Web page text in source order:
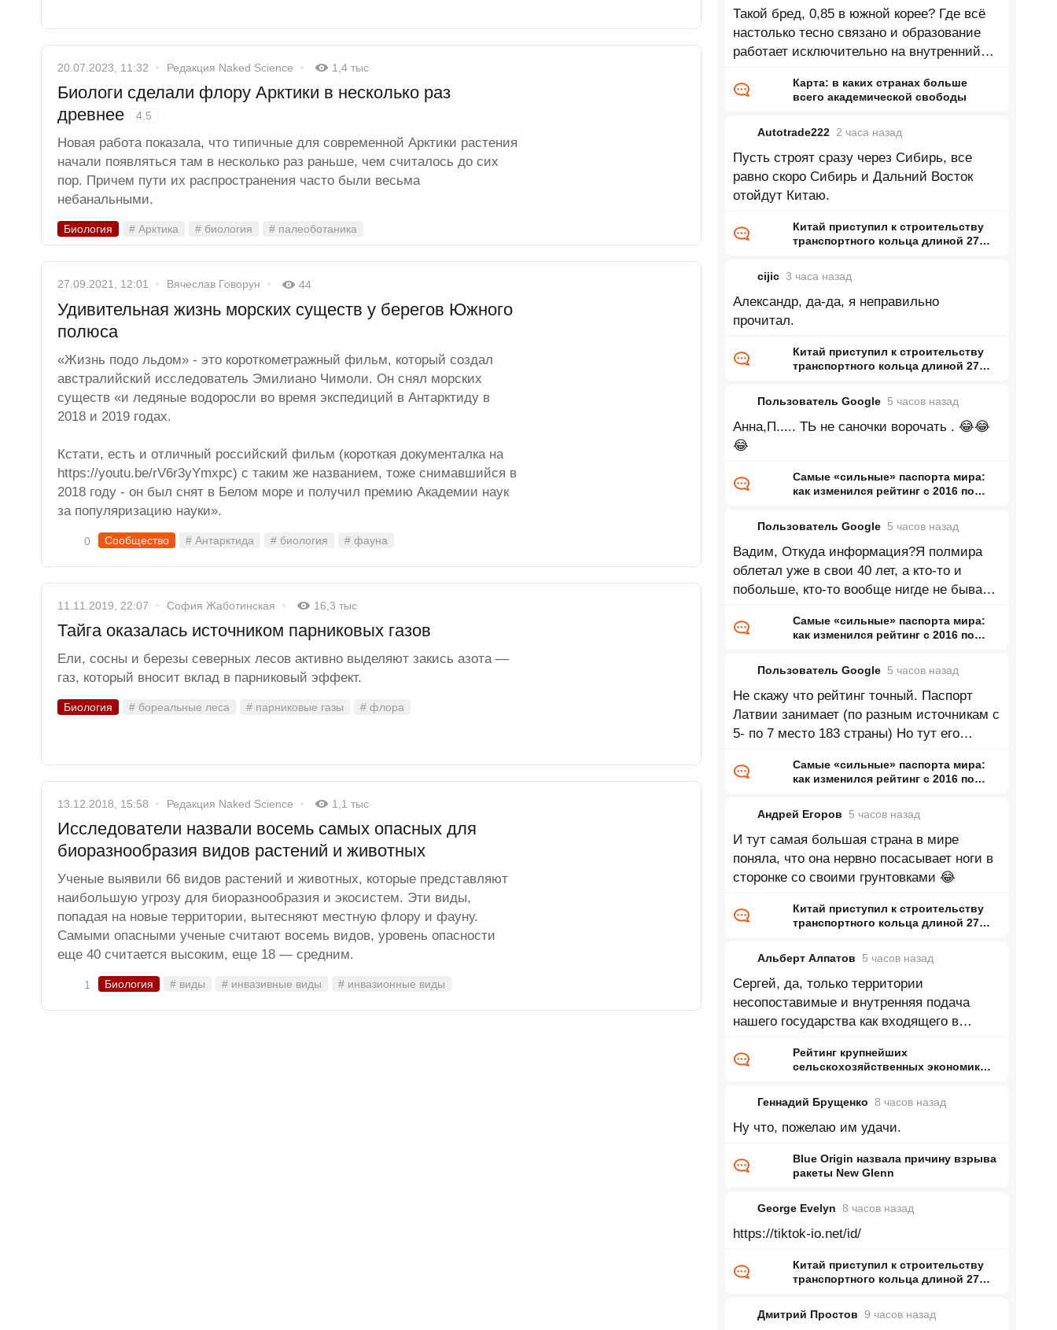
20.07.2023, 11:32 Редакция Naked Science 1,4 тыс
Биологи сделали флору Арктики в несколько раз
древнее
4.5
Новая работа показала, что типичные для современной Арктики растения
начали появляться там в несколько раз раньше, чем считалось до сих
пор. Причем пути их распространения часто были весьма
небанальными.
Биология # Арктика # биология # палеоботаника
27.09.2021, 12:01 Вячеслав Говорун 44
Удивительная жизнь морских существ у берегов Южного
полюса
«Жизнь подо льдом» - это короткометражный фильм, который создал
австралийский исследователь Эмилиано Чимоли. Он снял морских
существ «и ледяные водоросли во время экспедиций в Антарктиду в
2018 и 2019 годах.
Кстати, есть и отличный российский фильм (короткая документалка на
https://youtu.be/rV6r3yYmxpc) с таким же названием, тоже снимавшийся в
2018 году - он был снят в Белом море и получил премию Академии наук
за популяризацию науки».
0 Сообщество # Антарктида # биология # фауна
11.11.2019, 22:07 София Жаботинская 16,3 тыс
Тайга оказалась источником парниковых газов
Ели, сосны и березы северных лесов активно выделяют закись азота —
газ, который вносит вклад в парниковый эффект.
Биология # бореальные леса # парниковые газы # флора
13.12.2018, 15:58 Редакция Naked Science 1,1 тыс
Исследователи назвали восемь самых опасных для
биоразнообразия видов растений и животных
Ученые выявили 66 видов растений и животных, которые представляют
наибольшую угрозу для биоразнообразия и экосистем. Эти виды,
попадая на новые территории, вытесняют местную флору и фауну.
Самыми опасными ученые считают восемь видов, уровень опасности
еще 40 считается высоким, еще 18 — средним.
1 Биология # виды # инвазивные виды # инвазионные виды
Такой бред, 0,85 в южной корее? Где всё
настолько тесно связано и образование
работает исключительно на внутренний
Карта: в каких странах больше
всего академической свободы
Autotrade222 2 часа назад
Пусть строят сразу через Сибирь, все
равно скоро Сибирь и Дальний Восток
отойдут Китаю.
Китай приступил к строительству
транспортного кольца длиной 27
cijic 3 часа назад
Александр, да-да, я неправильно
прочитал.
Китай приступил к строительству
транспортного кольца длиной 27
Пользователь Google 5 часов назад
Анна,П..... ТЬ не саночки ворочать . 😂😂
😂
Самые «сильные» паспорта мира:
как изменился рейтинг с 2016 по
Пользователь Google 5 часов назад
Вадим, Откуда информация?Я полмира
облетал уже в свои 40 лет, а кто-то и
побольше, кто-то вообще нигде не бывает,
Самые «сильные» паспорта мира:
как изменился рейтинг с 2016 по
Пользователь Google 5 часов назад
Не скажу что рейтинг точный. Паспорт
Латвии занимает (по разным источникам с
5- по 7 место 183 страны) Но тут его
Самые «сильные» паспорта мира:
как изменился рейтинг с 2016 по
Андрей Егоров
5 часов назад
И тут самая большая страна в мире
поняла, что она нервно посасывает ноги в
сторонке со своими грунтовками 😂
Китай приступил к строительству
транспортного кольца длиной 27
Альберт Алпатов
5 часов назад
Сергей, да, только территории
несопоставимые и внутренняя подача
нашего государства как входящего в
десятку
Рейтинг крупнейших
сельскохозяйственных экономик
Геннадий Брущенко 8 часов назад
Ну что, пожелаю им удачи.
Blue Origin назвала причину взрыва
ракеты New Glenn
George Evelyn 8 часов назад
https://tiktok-io.net/id/
Китай приступил к строительству
транспортного кольца длиной 27
Дмитрий Простов 9 часов назад